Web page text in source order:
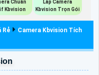
Chuẩn
Kbvision
Lắp Camera
Kbvision Trọn Gói
Rẻ
Camera Kbvision Tích